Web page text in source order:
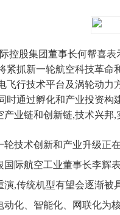
控股集团董事长何帮喜
紧抓新一轮航空科技革
飞行技术平台及涡轮动力
时通过孵化和产业投资构
业链和创新链,技术兴邦,
轮技术创新和产业升级正
国际航空工业董事长李辉
演,传统机型有望会逐渐被
动化、智能化、网联化为